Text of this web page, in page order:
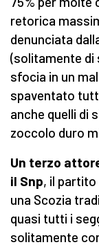
retorica
denunciata
(solitamente di
sfocia in un
spaventato
anche quelli di
zoccolo duro
Un terzo
il Snp, il partito
una Scozia
quasi tutti i
solitamente